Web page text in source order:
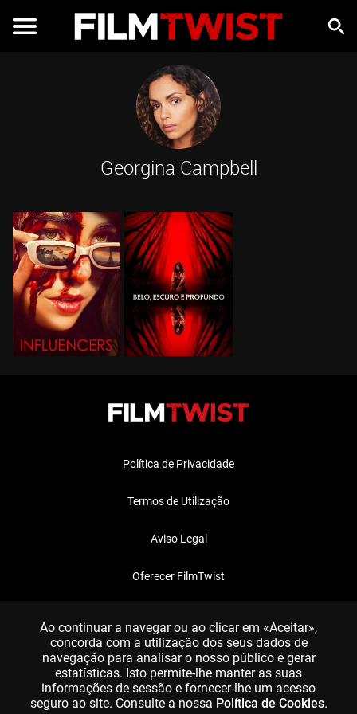
Georgina Campbell
Política de Privacidade
Termos de Utilização
Aviso Legal
Oferecer FilmTwist
Ao continuar a navegar ou ao clicar em «Aceitar»,
concorda com a utilização dos seus dados de
navegação para analisar o nosso público e gerar
estatísticas. Isto permite-lhe manter as suas
informações de sessão e fornecer-lhe um acesso
seguro ao site. Consulte a nossa Política de Cookies.